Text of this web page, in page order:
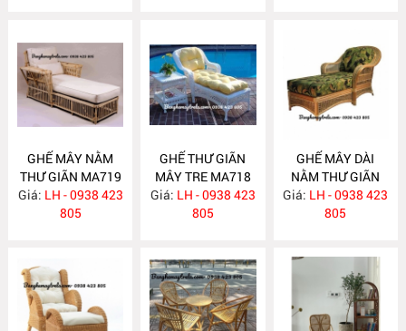
GHẾ MÂY NẰM
THƯ GIÃN MA719
Giá: LH - 0938 423
805
GHẾ THƯ GIÃN
MÂY TRE MA718
Giá: LH - 0938 423
805
GHẾ MÂY DÀI
NẰM THƯ GIÃN
MA717
Giá: LH - 0938 423
805